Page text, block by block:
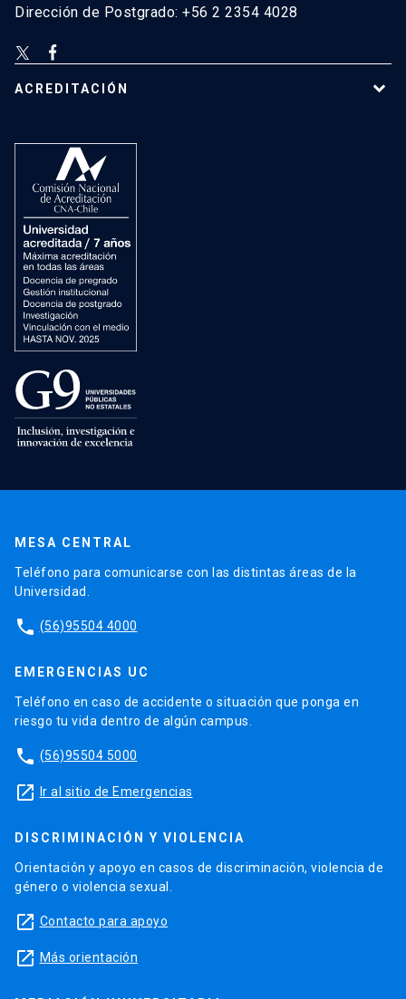
Dirección de Postgrado: +56 2 2354 4028
ACREDITACIÓN
MESA CENTRAL
Teléfono para comunicarse con las distintas áreas de la
Universidad.
phone (56)95504 4000
EMERGENCIAS UC
Teléfono en caso de accidente o situación que ponga en
riesgo tu vida dentro de algún campus.
phone (56)95504 5000
launch Ir al sitio de Emergencias
DISCRIMINACIÓN Y VIOLENCIA
Orientación y apoyo en casos de discriminación, violencia de
género o violencia sexual.
launch Contacto para apoyo
launch Más orientación